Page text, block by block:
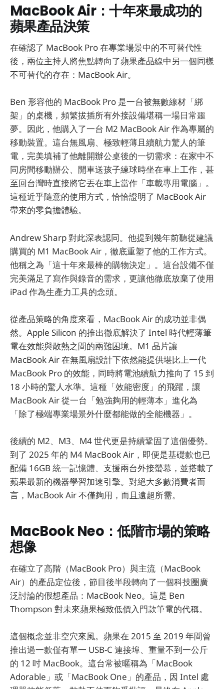
MacBook Air：十年來最成功的
蘋果產品決策
在確認了 MacBook Pro 在專業場景中的不可替代性
後，兩位主持人將焦點轉向了蘋果產品線中另一個同樣
不可替代的存在：MacBook Air。
Ben 形容他的 MacBook Pro 是一台被無數線材「綁
架」的桌機，頻繁拔插所有外接設備堪稱一場日常噩
夢。因此，他購入了一台 M2 MacBook Air 作為專屬的
移動裝置。這台無風扇、極致輕薄且續航力驚人的筆
電，完美填補了他離開辦公桌後的一切需求：在家中不
同房間移動辦公、開車送孩子練球時坐在車上工作，甚
至回台灣時直接將它丟在車上當作「車載專用電腦」。
這種近乎隨意的使用方式，恰恰證明了 MacBook Air
帶來的零負擔體驗。
Andrew Sharp 對此深表認同。他提到幾年前聽從建議
購買的 M1 MacBook Air，徹底重塑了他的工作方式。
他稱之為「這十年來最棒的購物決定」。這台設備不僅
完美滿足了寫作與錄音的需求，更讓他徹底放棄了使用
iPad 作為生產力工具的念頭。
從產品策略的角度來看，MacBook Air 的成功並非偶
然。Apple Silicon 的推出徹底解決了 Intel 時代輕薄筆
電在效能與散熱之間的兩難困境。M1 晶片讓
MacBook Air 在無風扇設計下依然能提供堪比上一代
MacBook Pro 的效能，同時將電池續航力推向了 15 到
18 小時的驚人水準。這種「效能密度」的飛躍，讓
MacBook Air 從一台「勉強夠用的輕薄本」進化為
「除了極端專業場景外什麼都能做的全能機器」。
後續的 M2、M3、M4 世代更是持續鞏固了這個優勢。
到了 2025 年的 M4 MacBook Air，即便是基礎款也已
配備 16GB 統一記憶體、支援兩台外接螢幕，並搭載了
蘋果最新的機器學習加速引擎。對絕大多數消費者而
言，MacBook Air 不僅夠用，而且遠超所需。
MacBook Neo：低階市場的策略
想像
在確立了高階（MacBook Pro）與主流（MacBook
Air）的產品定位後，節目後半段轉向了一個科技圈廣
泛討論的假想產品：MacBook Neo。這是 Ben
Thompson 對未來蘋果極致低價入門款筆電的代稱。
這個概念並非空穴來風。蘋果在 2015 至 2019 年間曾
推出過一款僅有單一 USB-C 連接埠、重量不到一公斤
的 12 吋 MacBook。這台常被暱稱為「MacBook
Adorable」或「MacBook One」的產品，因 Intel 處